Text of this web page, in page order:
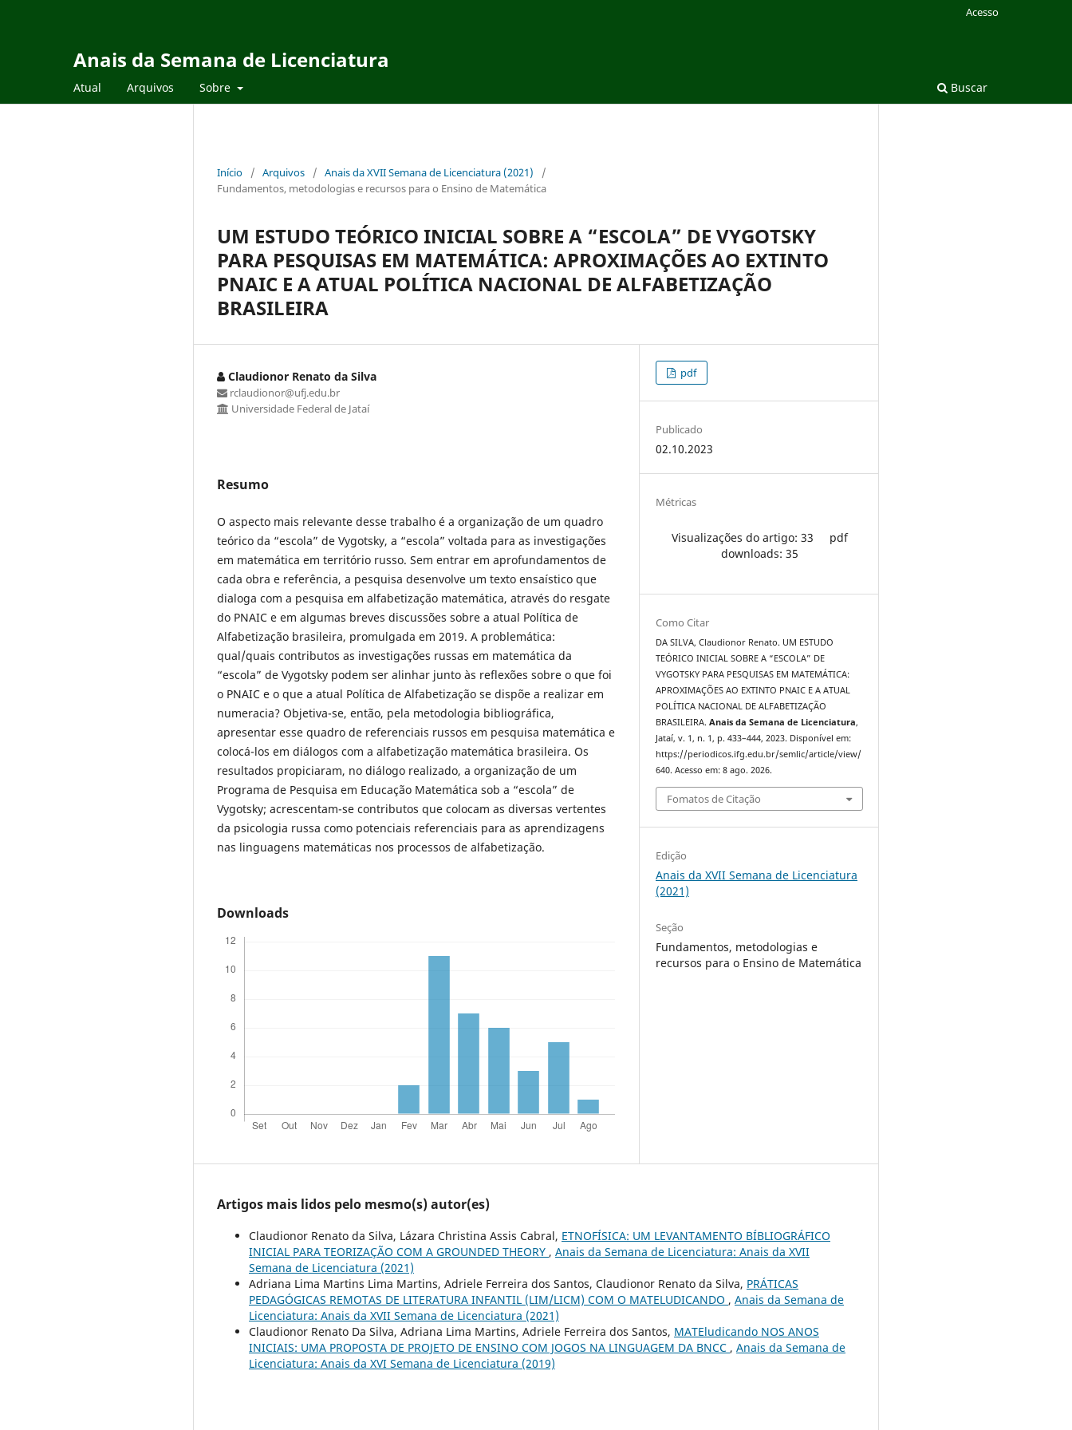
Anais da Semana de Licenciatura
Atual Arquivos Sobre Buscar
Acesso
Início / Arquivos / Anais da XVII Semana de Licenciatura (2021)
/
Fundamentos, metodologias e recursos para o Ensino de Matemática
UM ESTUDO TEÓRICO INICIAL SOBRE A “ESCOLA” DE VYGOTSKY
PARA PESQUISAS EM MATEMÁTICA: APROXIMAÇÕES AO EXTINTO
PNAIC E A ATUAL POLÍTICA NACIONAL DE ALFABETIZAÇÃO
BRASILEIRA
Claudionor Renato da Silva
rclaudionor@ufj.edu.br
Universidade Federal de Jataí
Resumo
O aspecto mais relevante desse trabalho é a organização de um quadro
teórico da “escola” de Vygotsky, a “escola” voltada para as investigações
em matemática em território russo. Sem entrar em aprofundamentos de
cada obra e referência, a pesquisa desenvolve um texto ensaístico que
dialoga com a pesquisa em alfabetização matemática, através do resgate
do PNAIC e em algumas breves discussões sobre a atual Política de
Alfabetização brasileira, promulgada em 2019. A problemática:
qual/quais contributos as investigações russas em matemática da
“escola” de Vygotsky podem ser alinhar junto às reflexões sobre o que foi
o PNAIC e o que a atual Política de Alfabetização se dispõe a realizar em
numeracia? Objetiva-se, então, pela metodologia bibliográfica,
apresentar esse quadro de referenciais russos em pesquisa matemática e
colocá-los em diálogos com a alfabetização matemática brasileira. Os
resultados propiciaram, no diálogo realizado, a organização de um
Programa de Pesquisa em Educação Matemática sob a “escola” de
Vygotsky; acrescentam-se contributos que colocam as diversas vertentes
da psicologia russa como potenciais referenciais para as aprendizagens
nas linguagens matemáticas nos processos de alfabetização.
Downloads
pdf
Publicado
02.10.2023
Métricas
Visualizações do artigo: 33
pdf
downloads: 35
Como Citar
DA SILVA, Claudionor Renato. UM ESTUDO
TEÓRICO INICIAL SOBRE A “ESCOLA” DE
VYGOTSKY PARA PESQUISAS EM MATEMÁTICA:
APROXIMAÇÕES AO EXTINTO PNAIC E A ATUAL
POLÍTICA NACIONAL DE ALFABETIZAÇÃO
BRASILEIRA.Anais da Semana de Licenciatura,
Jataí, v. 1, n. 1, p. 433–444, 2023. Disponível em:
https://periodicos.ifg.edu.br/semlic/article/view/
640. Acesso em: 8 ago. 2026.
Fomatos de Citação
Edição
Anais da XVII Semana de Licenciatura
(2021)
Seção
Fundamentos, metodologias e
recursos para o Ensino de Matemática
Artigos mais lidos pelo mesmo(s) autor(es)
Claudionor Renato da Silva, Lázara Christina Assis Cabral, ETNOFÍSICA: UM LEVANTAMENTO BÍBLIOGRÁFICO
INICIAL PARA TEORIZAÇÃO COM A GROUNDED THEORY , Anais da Semana de Licenciatura: Anais da XVII
Semana de Licenciatura (2021)
Adriana Lima Martins Lima Martins, Adriele Ferreira dos Santos, Claudionor Renato da Silva, PRÁTICAS
PEDAGÓGICAS REMOTAS DE LITERATURA INFANTIL (LIM/LICM) COM O MATELUDICANDO , Anais da Semana de
Licenciatura: Anais da XVII Semana de Licenciatura (2021)
Claudionor Renato Da Silva, Adriana Lima Martins, Adriele Ferreira dos Santos, MATEludicando NOS ANOS
INICIAIS: UMA PROPOSTA DE PROJETO DE ENSINO COM JOGOS NA LINGUAGEM DA BNCC , Anais da Semana de
Licenciatura: Anais da XVI Semana de Licenciatura (2019)